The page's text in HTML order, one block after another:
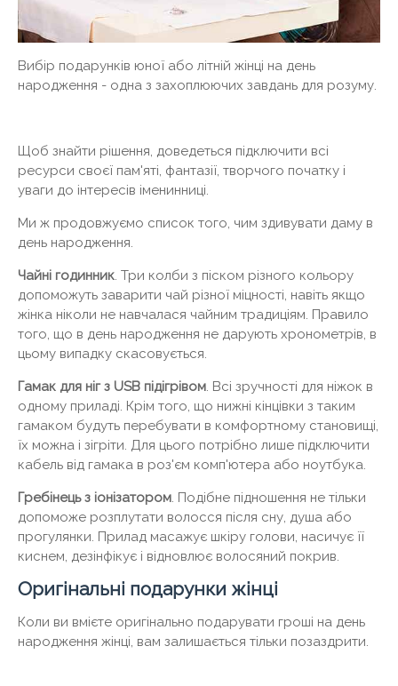
Вибір подарунків юної або літній жінці на день
народження - одна з захоплюючих завдань для розуму.
Щоб знайти рішення, доведеться підключити всі
ресурси своєї пам'яті, фантазії, творчого початку і
уваги до інтересів іменинниці.
Ми ж продовжуємо список того, чим здивувати даму в
день народження.
Чайні годинник. Три колби з піском різного кольору
допоможуть заварити чай різної міцності, навіть якщо
жінка ніколи не навчалася чайним традиціям. Правило
того, що в день народження не дарують хронометрів, в
цьому випадку скасовується.
Гамак для ніг з USB підігрівом. Всі зручності для ніжок в
одному приладі. Крім того, що нижні кінцівки з таким
гамаком будуть перебувати в комфортному становищі,
їх можна і зігріти. Для цього потрібно лише підключити
кабель від гамака в роз'єм комп'ютера або ноутбука.
Гребінець з іонізатором. Подібне підношення не тільки
допоможе розплутати волосся після сну, душа або
прогулянки. Прилад масажує шкіру голови, насичує її
киснем, дезінфікує і відновлює волосяний покрив.
Оригінальні подарунки жінці
Коли ви вмієте оригінально подарувати гроші на день
народження жінці, вам залишається тільки позаздрити.